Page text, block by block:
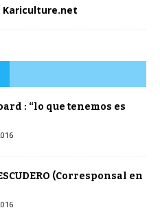
Kariculture.net
: “lo que tenemos es
(Corresponsal en